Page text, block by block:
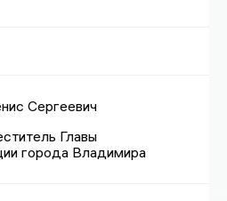
Сергеевич
Главы
города Владимира